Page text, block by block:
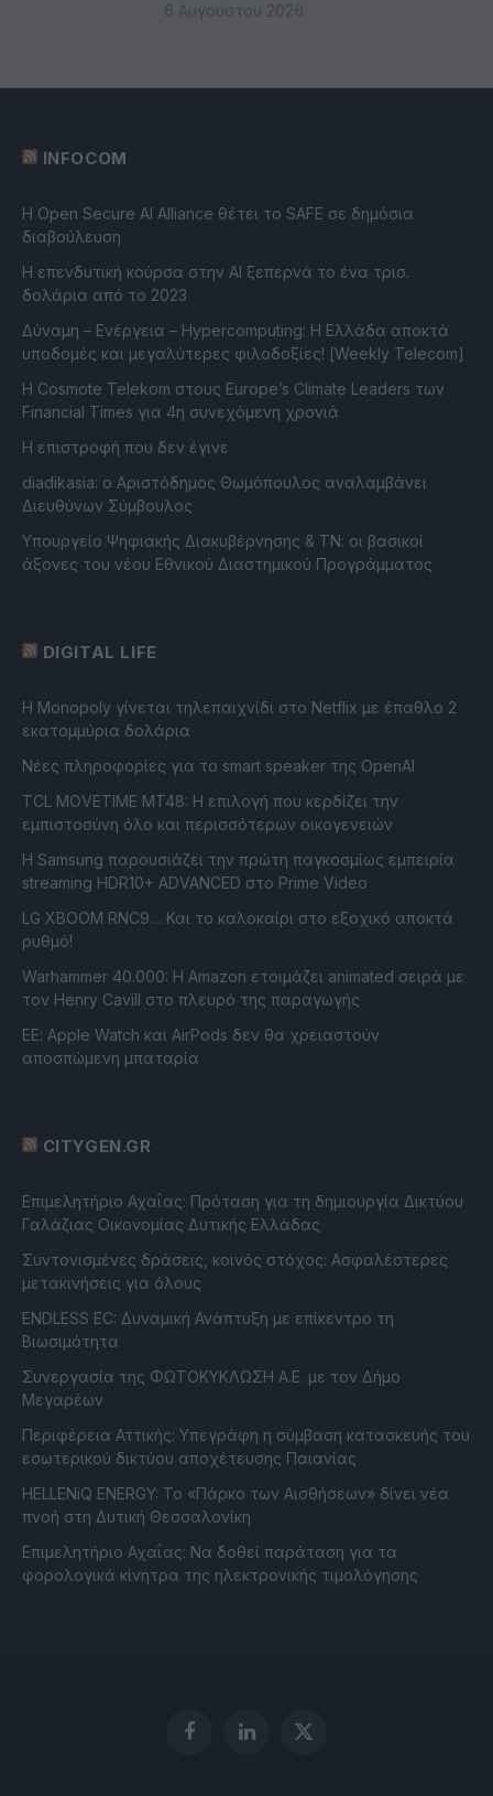
6 Αυγούστου 2026
INFOCOM
Η Open Secure AI Alliance θέτει το SAFE σε δημόσια
διαβούλευση
Η επενδυτική κούρσα στην AI ξεπερνά το ένα τρισ.
δολάρια από το 2023
Δύναμη – Ενέργεια – Ηypercomputing: Η Ελλάδα αποκτά
υποδομές και μεγαλύτερες φιλοδοξίες! [Weekly Telecom]
Η Cosmote Telekom στους Europe’s Climate Leaders των
Financial Times για 4η συνεχόμενη χρονιά
Η επιστροφή που δεν έγινε
diadikasia: ο Αριστόδημος Θωμόπουλος αναλαμβάνει
Διευθύνων Σύμβουλος
Υπουργείο Ψηφιακής Διακυβέρνησης & ΤΝ: οι βασικοί
άξονες του νέου Εθνικού Διαστημικού Προγράμματος
DIGITAL LIFE
Η Monopoly γίνεται τηλεπαιχνίδι στο Netflix με έπαθλο 2
εκατομμύρια δολάρια
Νέες πληροφορίες για το smart speaker της OpenAI
TCL MOVETIME MT48: Η επιλογή που κερδίζει την
εμπιστοσύνη όλο και περισσότερων οικογενειών
Η Samsung παρουσιάζει την πρώτη παγκοσμίως εμπειρία
streaming HDR10+ ADVANCED στο Prime Video
LG XBOOM RNC9… Και το καλοκαίρι στο εξοχικό αποκτά
ρυθμό!
Warhammer 40.000: Η Amazon ετοιμάζει animated σειρά με
τον Henry Cavill στο πλευρό της παραγωγής
ΕΕ: Apple Watch και AirPods δεν θα χρειαστούν
αποσπώμενη μπαταρία
CITYGEN.GR
Επιμελητήριο Αχαΐας: Πρόταση για τη δημιουργία Δικτύου
Γαλάζιας Οικονομίας Δυτικής Ελλάδας
Συντονισμένες δράσεις, κοινός στόχος: Ασφαλέστερες
μετακινήσεις για όλους
ENDLESS EC: Δυναμική Ανάπτυξη με επίκεντρο τη
Βιωσιμότητα
Συνεργασία της ΦΩΤΟΚΥΚΛΩΣΗ Α.Ε. με τον Δήμο
Μεγαρέων
Περιφέρεια Αττικής: Υπεγράφη η σύμβαση κατασκευής του
εσωτερικού δικτύου αποχέτευσης Παιανίας
HELLENiQ ENERGY: Το «Πάρκο των Αισθήσεων» δίνει νέα
πνοή στη Δυτική Θεσσαλονίκη
Επιμελητήριο Αχαΐας: Να δοθεί παράταση για τα
φορολογικά κίνητρα της ηλεκτρονικής τιμολόγησης
FacebookLinkedInX